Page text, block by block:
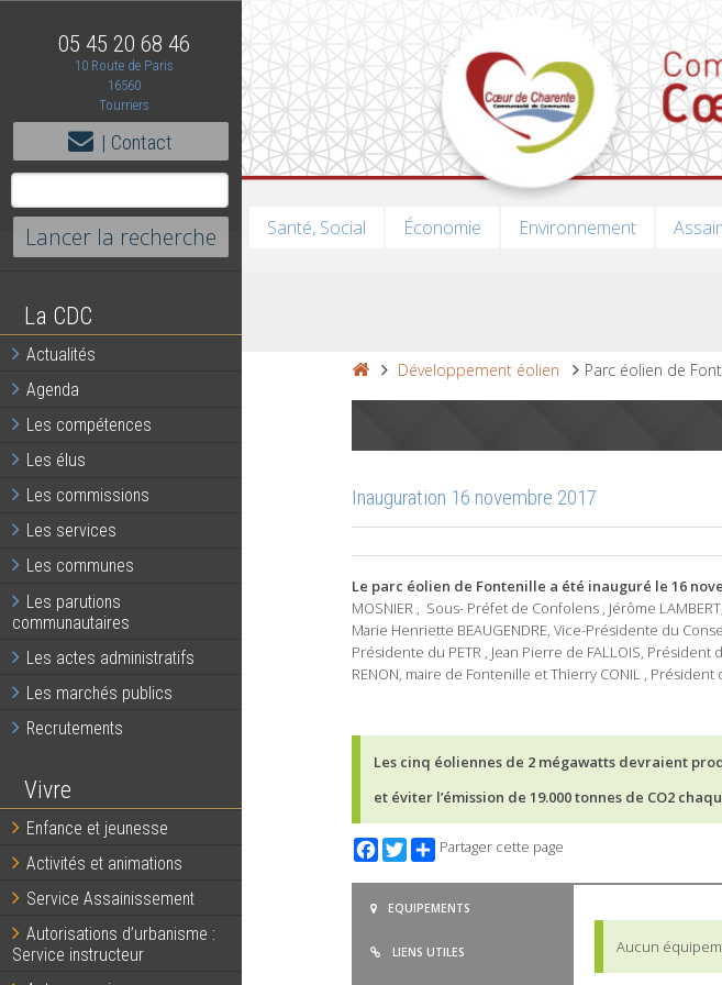
05 45 20 68 46
10 Route de Paris
16560
Tourriers
| Contact
La CDC
Actualités
Agenda
Les compétences
Les élus
Les commissions
Les services
Les communes
Les parutions
communautaires
Les actes administratifs
Les marchés publics
Recrutements
Vivre
Enfance et jeunesse
Activités et animations
Service Assainissement
Autorisations d’urbanisme :
Service instructeur
Santé, Social Économie Environnement
Développement éolien Parc éolien de
Inauguration 16 novembre 2017
Le parc éolien de Fontenille a été inauguré le 16
MOSNIER , Sous- Préfet de Confolens , Jérôme
Marie Henriette BEAUGENDRE, Vice-Présidente du
Présidente du PETR , Jean Pierre de FALLOIS,
RENON, maire de Fontenille et Thierry CONIL , Président
Les cinq éoliennes de 2 mégawatts devraient
et éviter l’émission de 19.000 tonnes de CO2
Facebook
TwitterPartager cette page
EQUIPEMENTS
LIENS UTILES Aucun